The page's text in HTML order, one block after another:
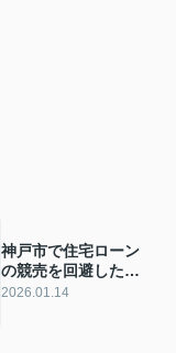
神戸市で住宅ローン
の競売を回避したい
方必見！任意売却の
2026.01.14